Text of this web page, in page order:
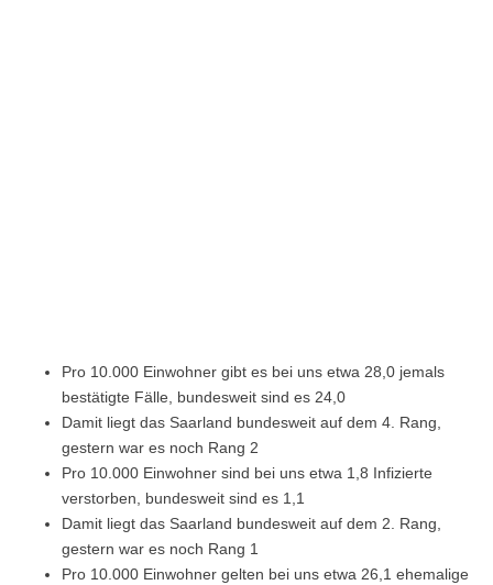
Pro 10.000 Einwohner gibt es bei uns etwa 28,0 jemals
bestätigte Fälle, bundesweit sind es 24,0
Damit liegt das Saarland bundesweit auf dem 4. Rang,
gestern war es noch Rang 2
Pro 10.000 Einwohner sind bei uns etwa 1,8 Infizierte
verstorben, bundesweit sind es 1,1
Damit liegt das Saarland bundesweit auf dem 2. Rang,
gestern war es noch Rang 1
Pro 10.000 Einwohner gelten bei uns etwa 26,1 ehemalige